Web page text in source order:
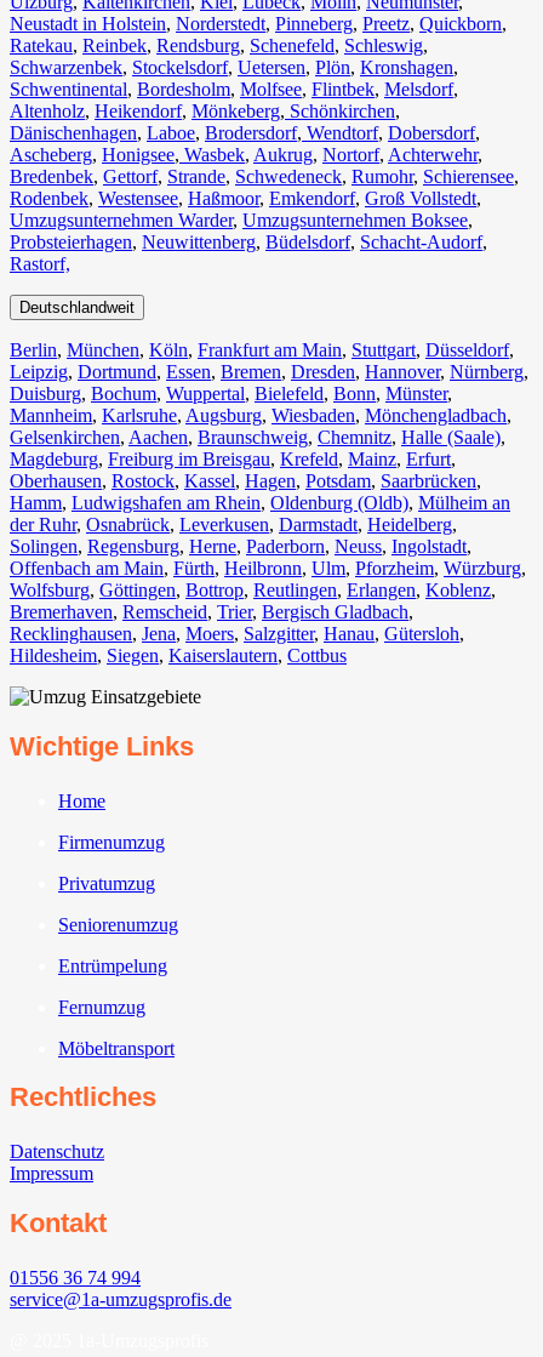
Neustadt in Holstein, Norderstedt, Pinneberg, Preetz, Quickborn,
Ratekau, Reinbek, Rendsburg, Schenefeld, Schleswig,
Schwarzenbek, Stockelsdorf, Uetersen, Plön, Kronshagen,
Schwentinental, Bordesholm, Molfsee, Flintbek, Melsdorf,
Altenholz, Heikendorf, Mönkeberg, Schönkirchen,
Dänischenhagen, Laboe, Brodersdorf, Wendtorf, Dobersdorf,
Ascheberg, Honigsee, Wasbek, Aukrug, Nortorf, Achterwehr,
Bredenbek, Gettorf, Strande, Schwedeneck, Rumohr, Schierensee,
Rodenbek, Westensee, Haßmoor, Emkendorf, Groß Vollstedt,
Umzugsunternehmen Warder, Umzugsunternehmen Boksee,
Probsteierhagen, Neuwittenberg, Büdelsdorf, Schacht-Audorf,
Rastorf,
Deutschlandweit
Berlin⁠, München, Köln⁠, Frankfurt am Main, Stuttgart, Düsseldorf,
Leipzig, Dortmund, Essen, Bremen, Dresden, Hannover, Nürnberg,
Duisburg⁠, Bochum, Wuppertal⁠, Bielefeld⁠, Bonn⁠, Münster⁠,
Mannheim, Karlsruhe, Augsburg, Wiesbaden⁠, Mönchengladbach⁠,
Gelsenkirchen⁠, Aachen⁠, Braunschweig, Chemnitz⁠, Halle (Saale)⁠,
Magdeburg, Freiburg im Breisgau⁠, Krefeld⁠, Mainz⁠, Erfurt,
Oberhausen⁠, Rostock⁠, Kassel⁠, Hagen, Potsdam, Saarbrücken⁠,
Hamm, Ludwigshafen am Rhein⁠, Oldenburg (Oldb), Mülheim an
der Ruhr, Osnabrück⁠, Leverkusen, Darmstadt⁠, Heidelberg,
Solingen, Regensburg, Herne⁠, Paderborn, Neuss, Ingolstadt,
Offenbach am Main, Fürth⁠, Heilbronn, Ulm⁠, Pforzheim, Würzburg,
Wolfsburg⁠, Göttingen, Bottrop, Reutlingen, Erlangen⁠, Koblenz,
Bremerhaven⁠, Remscheid, Trier⁠, Bergisch Gladbach,
Recklinghausen, Jena⁠, Moers⁠, Salzgitter⁠, Hanau, Gütersloh,
Hildesheim⁠, Siegen⁠, Kaiserslautern⁠, Cottbus⁠
Wichtige Links
Home
Firmenumzug
Privatumzug
Seniorenumzug
Entrümpelung
Fernumzug
Möbeltransport
Rechtliches
Datenschutz
Impressum
Kontakt
01556 36 74 994
service@1a-umzugsprofis.de